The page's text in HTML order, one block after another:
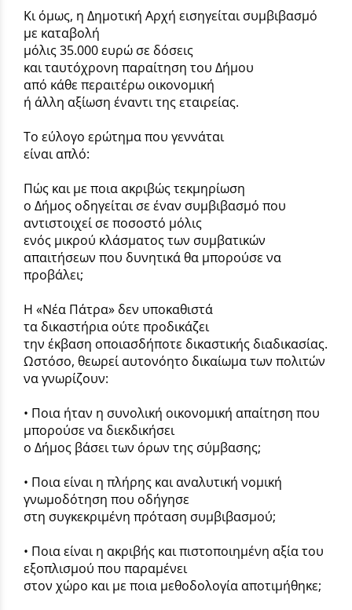
Κι όμως, η Δημοτική Αρχή εισηγείται συμβιβασμό
με καταβολή
μόλις 35.000 ευρώ σε δόσεις
και ταυτόχρονη παραίτηση του Δήμου
από κάθε περαιτέρω οικονομική
ή άλλη αξίωση έναντι της εταιρείας.
Το εύλογο ερώτημα που γεννάται
είναι απλό:
Πώς και με ποια ακριβώς τεκμηρίωση
ο Δήμος οδηγείται σε έναν συμβιβασμό που
αντιστοιχεί σε ποσοστό μόλις
ενός μικρού κλάσματος των συμβατικών
απαιτήσεων που δυνητικά θα μπορούσε να
προβάλει;
Η «Νέα Πάτρα» δεν υποκαθιστά
τα δικαστήρια ούτε προδικάζει
την έκβαση οποιασδήποτε δικαστικής διαδικασίας.
Ωστόσο, θεωρεί αυτονόητο δικαίωμα των πολιτών
να γνωρίζουν:
• Ποια ήταν η συνολική οικονομική απαίτηση που
μπορούσε να διεκδικήσει
ο Δήμος βάσει των όρων της σύμβασης;
• Ποια είναι η πλήρης και αναλυτική νομική
γνωμοδότηση που οδήγησε
στη συγκεκριμένη πρόταση συμβιβασμού;
• Ποια είναι η ακριβής και πιστοποιημένη αξία του
εξοπλισμού που παραμένει
στον χώρο και με ποια μεθοδολογία αποτιμήθηκε;